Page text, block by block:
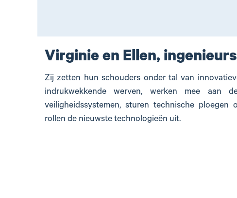
Virginie en Ellen,
Zij zetten hun schouders onder tal van
indrukwekkende werven, werken mee aan
veiligheidssystemen, sturen technische
rollen de nieuwste technologieën uit.